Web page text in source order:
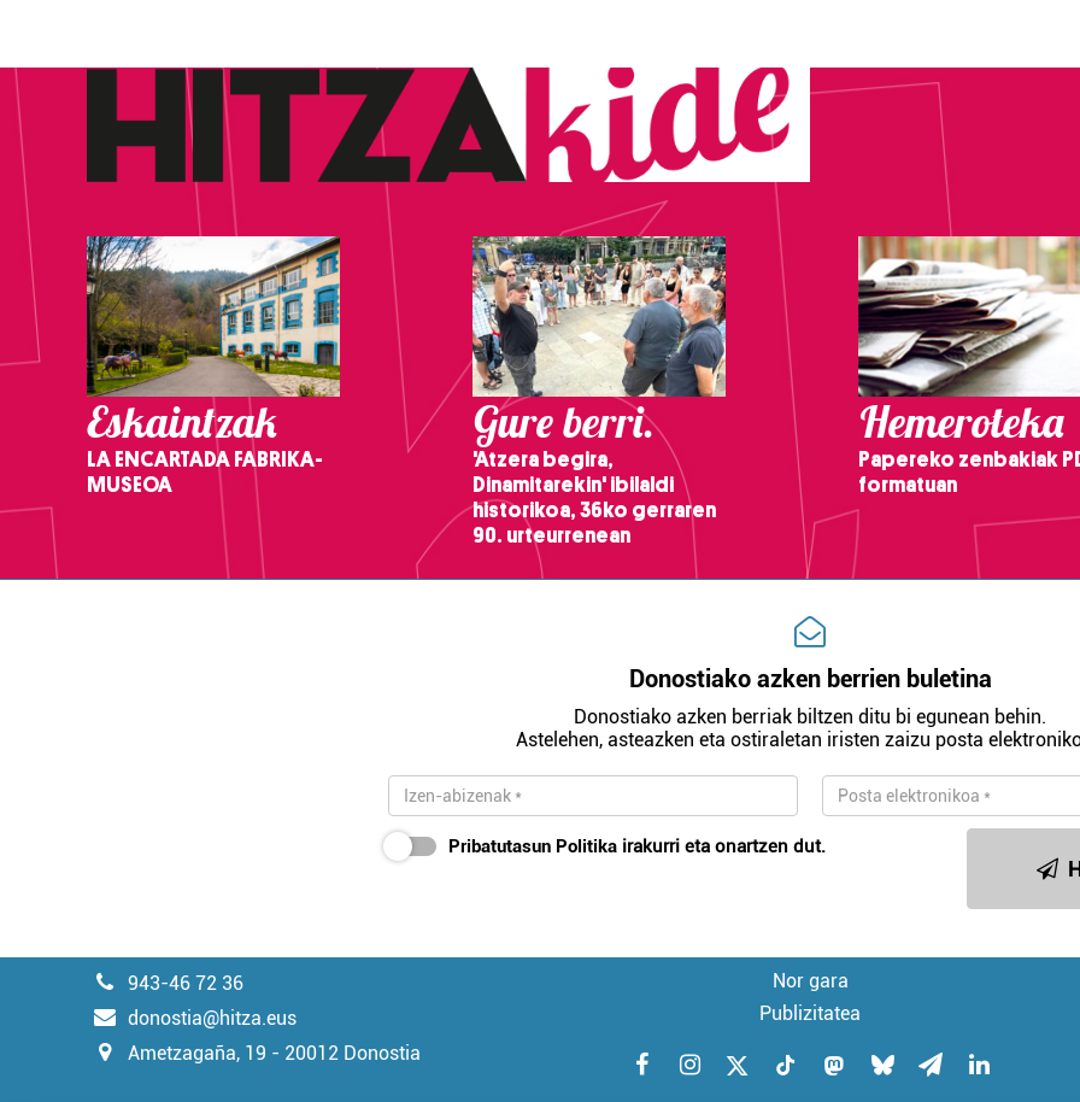
Eskaintzak
LA ENCARTADA FABRIKA-
MUSEOA
Gure berri.
'Atzera begira,
Dinamitarekin' ibilaldi
historikoa, 36ko gerraren
90. urteurrenean
Hemeroteka
Papereko zenbakiak
formatuan
Donostiako azken berrien buletina
Donostiako azken berriak biltzen ditu bi egunean behin.
Astelehen, asteazken eta ostiraletan iristen zaizu posta
Pribatutasun Politika irakurri eta onartzen dut.
943-46 72 36
donostia@hitza.eus
Ametzagaña, 19 - 20012 Donostia
Nor gara
Publizitatea